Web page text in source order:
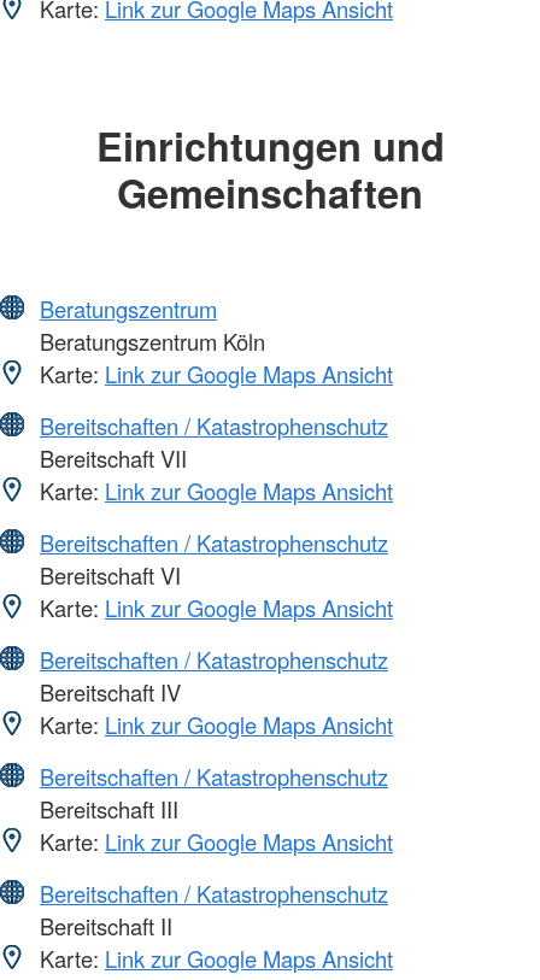
Karte: Link zur Google Maps Ansicht
Einrichtungen und
Gemeinschaften
Beratungszentrum
Beratungszentrum Köln
Karte: Link zur Google Maps Ansicht
Bereitschaften / Katastrophenschutz
Bereitschaft VII
Karte: Link zur Google Maps Ansicht
Bereitschaften / Katastrophenschutz
Bereitschaft VI
Karte: Link zur Google Maps Ansicht
Bereitschaften / Katastrophenschutz
Bereitschaft IV
Karte: Link zur Google Maps Ansicht
Bereitschaften / Katastrophenschutz
Bereitschaft III
Karte: Link zur Google Maps Ansicht
Bereitschaften / Katastrophenschutz
Bereitschaft II
Karte: Link zur Google Maps Ansicht